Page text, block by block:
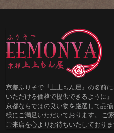
京都ふりそで『上上もん屋』の名前
いただける価格で提供できるように
京都ならではの良い物を厳選して品
様にご満足いただいております。 ご
ご来店を心よりお待ちいたしておりま